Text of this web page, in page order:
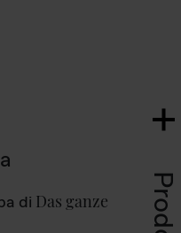
di Das ganze